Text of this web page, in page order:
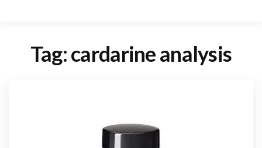
Tag:cardarine analysis